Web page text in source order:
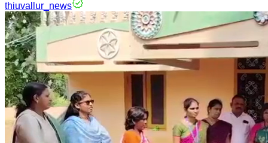
thiuvallur_news